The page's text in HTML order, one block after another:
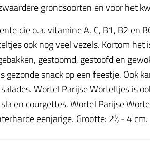
grondsoorten en voor het
die o.a. vitamine A, C, B1, B2 en
ook nog veel vezels. Kortom
gestoomd, gestoofd en
snack op een feestje. Ook
Wortel Parijse Worteltjes is
en courgettes. Wortel Parijse
eenjarige. Grootte: 2½ - 4 cm.